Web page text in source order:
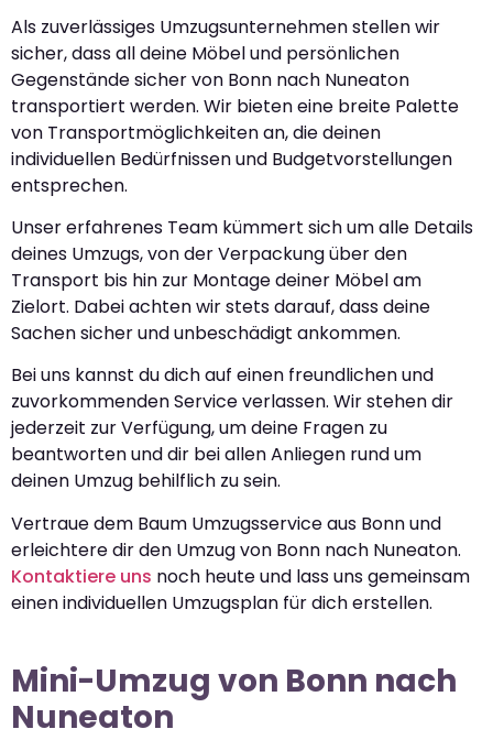
Als zuverlässiges Umzugsunternehmen stellen wir
sicher, dass all deine Möbel und persönlichen
Gegenstände sicher von Bonn nach Nuneaton
transportiert werden. Wir bieten eine breite Palette
von Transportmöglichkeiten an, die deinen
individuellen Bedürfnissen und Budgetvorstellungen
entsprechen.
Unser erfahrenes Team kümmert sich um alle Details
deines Umzugs, von der Verpackung über den
Transport bis hin zur Montage deiner Möbel am
Zielort. Dabei achten wir stets darauf, dass deine
Sachen sicher und unbeschädigt ankommen.
Bei uns kannst du dich auf einen freundlichen und
zuvorkommenden Service verlassen. Wir stehen dir
jederzeit zur Verfügung, um deine Fragen zu
beantworten und dir bei allen Anliegen rund um
deinen Umzug behilflich zu sein.
Vertraue dem Baum Umzugsservice aus Bonn und
erleichtere dir den Umzug von Bonn nach Nuneaton.
Kontaktiere uns noch heute und lass uns gemeinsam
einen individuellen Umzugsplan für dich erstellen.
Mini-Umzug von Bonn nach
Nuneaton